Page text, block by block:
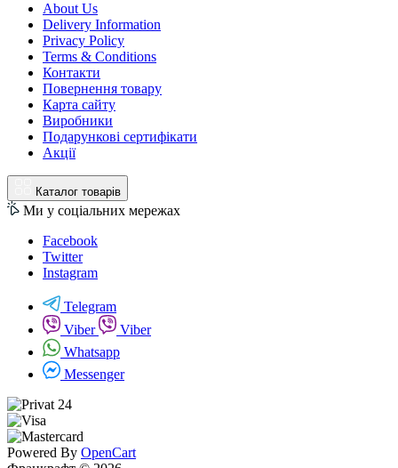
About Us
Delivery Information
Privacy Policy
Terms & Conditions
Контакти
Повернення товару
Карта сайту
Виробники
Подарункові сертифікати
Акції
Каталог товарів
Ми у соціальних мережах
Facebook
Twitter
Instagram
Telegram
Viber
Viber
Whatsapp
Messenger
Powered By OpenCart